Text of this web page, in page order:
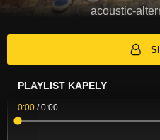
acoustic-
PLAYLIST KAPELY
0:00 /0:00